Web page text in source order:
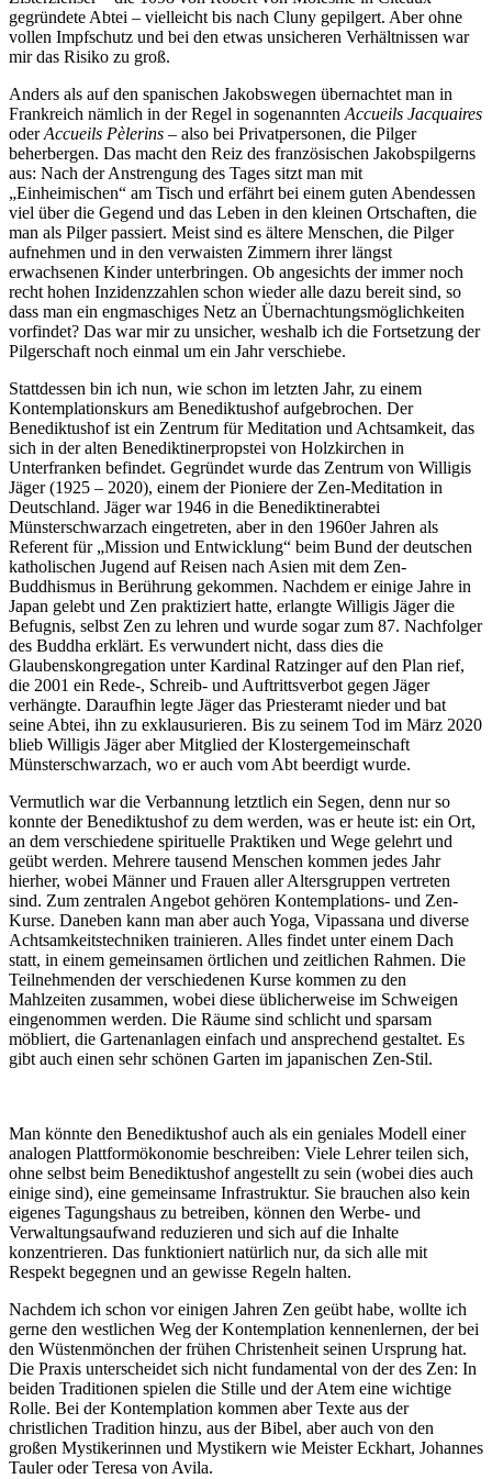
gegründete Abtei – vielleicht bis nach Cluny gepilgert. Aber ohne
vollen Impfschutz und bei den etwas unsicheren Verhältnissen war
mir das Risiko zu groß.
Anders als auf den spanischen Jakobswegen übernachtet man in
Frankreich nämlich in der Regel in sogenanntenAccueils Jacquaires
oderAccueils Pèlerins – also bei Privatpersonen, die Pilger
beherbergen. Das macht den Reiz des französischen Jakobspilgerns
aus: Nach der Anstrengung des Tages sitzt man mit
„Einheimischen“ am Tisch und erfährt bei einem guten Abendessen
viel über die Gegend und das Leben in den kleinen Ortschaften, die
man als Pilger passiert. Meist sind es ältere Menschen, die Pilger
aufnehmen und in den verwaisten Zimmern ihrer längst
erwachsenen Kinder unterbringen. Ob angesichts der immer noch
recht hohen Inzidenzzahlen schon wieder alle dazu bereit sind, so
dass man ein engmaschiges Netz an Übernachtungsmöglichkeiten
vorfindet? Das war mir zu unsicher, weshalb ich die Fortsetzung der
Pilgerschaft noch einmal um ein Jahr verschiebe.
Stattdessen bin ich nun, wie schon im letzten Jahr, zu einem
Kontemplationskurs am Benediktushof aufgebrochen. Der
Benediktushof ist ein Zentrum für Meditation und Achtsamkeit, das
sich in der alten Benediktinerpropstei von Holzkirchen in
Unterfranken befindet. Gegründet wurde das Zentrum von Willigis
Jäger (1925 – 2020), einem der Pioniere der Zen-Meditation in
Deutschland. Jäger war 1946 in die Benediktinerabtei
Münsterschwarzach eingetreten, aber in den 1960er Jahren als
Referent für „Mission und Entwicklung“ beim Bund der deutschen
katholischen Jugend auf Reisen nach Asien mit dem Zen-
Buddhismus in Berührung gekommen. Nachdem er einige Jahre in
Japan gelebt und Zen praktiziert hatte, erlangte Willigis Jäger die
Befugnis, selbst Zen zu lehren und wurde sogar zum 87. Nachfolger
des Buddha erklärt. Es verwundert nicht, dass dies die
Glaubenskongregation unter Kardinal Ratzinger auf den Plan rief,
die 2001 ein Rede-, Schreib- und Auftrittsverbot gegen Jäger
verhängte. Daraufhin legte Jäger das Priesteramt nieder und bat
seine Abtei, ihn zu exklausurieren. Bis zu seinem Tod im März 2020
blieb Willigis Jäger aber Mitglied der Klostergemeinschaft
Münsterschwarzach, wo er auch vom Abt beerdigt wurde.
Vermutlich war die Verbannung letztlich ein Segen, denn nur so
konnte der Benediktushof zu dem werden, was er heute ist: ein Ort,
an dem verschiedene spirituelle Praktiken und Wege gelehrt und
geübt werden. Mehrere tausend Menschen kommen jedes Jahr
hierher, wobei Männer und Frauen aller Altersgruppen vertreten
sind. Zum zentralen Angebot gehören Kontemplations- und Zen-
Kurse. Daneben kann man aber auch Yoga, Vipassana und diverse
Achtsamkeitstechniken trainieren. Alles findet unter einem Dach
statt, in einem gemeinsamen örtlichen und zeitlichen Rahmen. Die
Teilnehmenden der verschiedenen Kurse kommen zu den
Mahlzeiten zusammen, wobei diese üblicherweise im Schweigen
eingenommen werden. Die Räume sind schlicht und sparsam
möbliert, die Gartenanlagen einfach und ansprechend gestaltet. Es
gibt auch einen sehr schönen Garten im japanischen Zen-Stil.
Man könnte den Benediktushof auch als ein geniales Modell einer
analogen Plattformökonomie beschreiben: Viele Lehrer teilen sich,
ohne selbst beim Benediktushof angestellt zu sein (wobei dies auch
einige sind), eine gemeinsame Infrastruktur. Sie brauchen also kein
eigenes Tagungshaus zu betreiben, können den Werbe- und
Verwaltungsaufwand reduzieren und sich auf die Inhalte
konzentrieren. Das funktioniert natürlich nur, da sich alle mit
Respekt begegnen und an gewisse Regeln halten.
Nachdem ich schon vor einigen Jahren Zen geübt habe, wollte ich
gerne den westlichen Weg der Kontemplation kennenlernen, der bei
den Wüstenmönchen der frühen Christenheit seinen Ursprung hat.
Die Praxis unterscheidet sich nicht fundamental von der des Zen: In
beiden Traditionen spielen die Stille und der Atem eine wichtige
Rolle. Bei der Kontemplation kommen aber Texte aus der
christlichen Tradition hinzu, aus der Bibel, aber auch von den
großen Mystikerinnen und Mystikern wie Meister Eckhart, Johannes
Tauler oder Teresa von Avila.